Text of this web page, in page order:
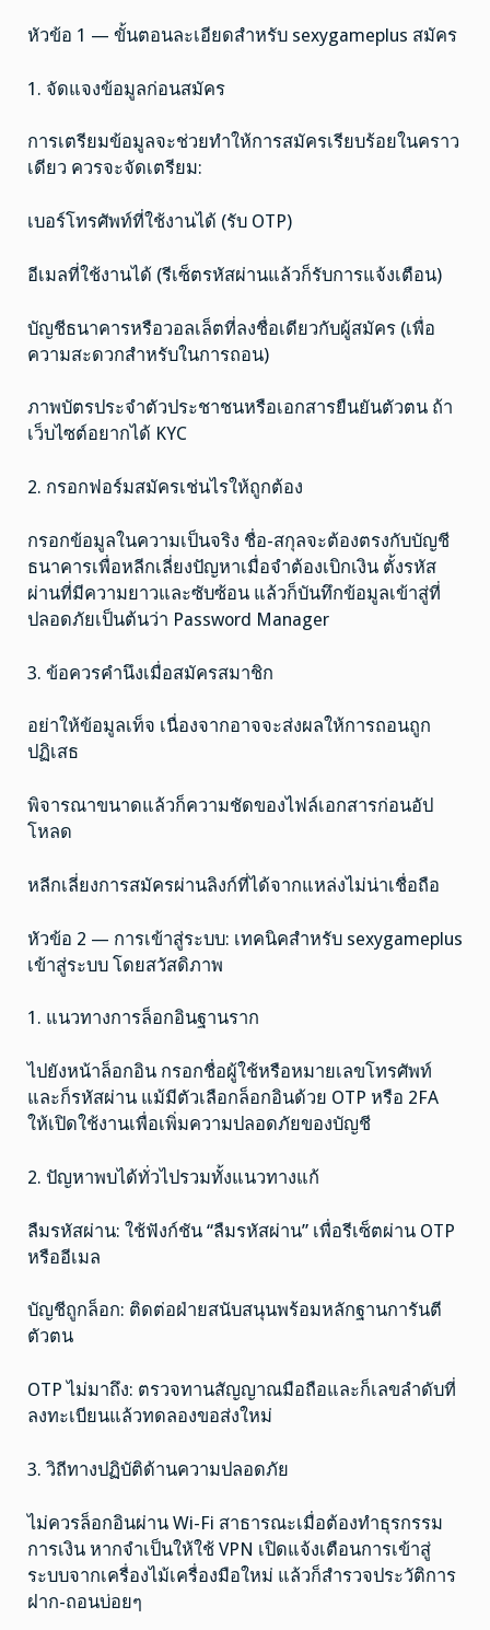
หัวข้อ 1 — ขั้นตอนละเอียดสำหรับ sexygameplus สมัคร
1. จัดแจงข้อมูลก่อนสมัคร
การเตรียมข้อมูลจะช่วยทำให้การสมัครเรียบร้อยในคราว
เดียว ควรจะจัดเตรียม:
เบอร์โทรศัพท์ที่ใช้งานได้ (รับ OTP)
อีเมลที่ใช้งานได้ (รีเซ็ตรหัสผ่านแล้วก็รับการแจ้งเตือน)
บัญชีธนาคารหรือวอลเล็ตที่ลงชื่อเดียวกับผู้สมัคร (เพื่อ
ความสะดวกสำหรับในการถอน)
ภาพบัตรประจำตัวประชาชนหรือเอกสารยืนยันตัวตน ถ้า
เว็บไซต์อยากได้ KYC
2. กรอกฟอร์มสมัครเช่นไรให้ถูกต้อง
กรอกข้อมูลในความเป็นจริง ชื่อ-สกุลจะต้องตรงกับบัญชี
ธนาคารเพื่อหลีกเลี่ยงปัญหาเมื่อจำต้องเบิกเงิน ตั้งรหัส
ผ่านที่มีความยาวและซับซ้อน แล้วก็บันทึกข้อมูลเข้าสู่ที่
ปลอดภัยเป็นต้นว่า Password Manager
3. ข้อควรคำนึงเมื่อสมัครสมาชิก
อย่าให้ข้อมูลเท็จ เนื่องจากอาจจะส่งผลให้การถอนถูก
ปฏิเสธ
พิจารณาขนาดแล้วก็ความชัดของไฟล์เอกสารก่อนอัป
โหลด
หลีกเลี่ยงการสมัครผ่านลิงก์ที่ได้จากแหล่งไม่น่าเชื่อถือ
หัวข้อ 2 — การเข้าสู่ระบบ: เทคนิคสำหรับ sexygameplus
เข้าสู่ระบบ โดยสวัสดิภาพ
1. แนวทางการล็อกอินฐานราก
ไปยังหน้าล็อกอิน กรอกชื่อผู้ใช้หรือหมายเลขโทรศัพท์
และก็รหัสผ่าน แม้มีตัวเลือกล็อกอินด้วย OTP หรือ 2FA
ให้เปิดใช้งานเพื่อเพิ่มความปลอดภัยของบัญชี
2. ปัญหาพบได้ทั่วไปรวมทั้งแนวทางแก้
ลืมรหัสผ่าน: ใช้ฟังก์ชัน “ลืมรหัสผ่าน” เพื่อรีเซ็ตผ่าน OTP
หรืออีเมล
บัญชีถูกล็อก: ติดต่อฝ่ายสนับสนุนพร้อมหลักฐานการันตี
ตัวตน
OTP ไม่มาถึง: ตรวจทานสัญญาณมือถือและก็เลขลำดับที่
ลงทะเบียนแล้วทดลองขอส่งใหม่
3. วิถีทางปฏิบัติด้านความปลอดภัย
ไม่ควรล็อกอินผ่าน Wi-Fi สาธารณะเมื่อต้องทำธุรกรรม
การเงิน หากจำเป็นให้ใช้ VPN เปิดแจ้งเตือนการเข้าสู่
ระบบจากเครื่องไม้เครื่องมือใหม่ แล้วก็สำรวจประวัติการ
ฝาก-ถอนบ่อยๆ